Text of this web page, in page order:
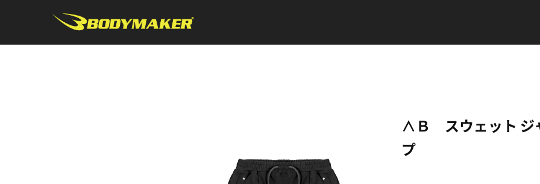
∧Ｂ スウェット ジ
プ